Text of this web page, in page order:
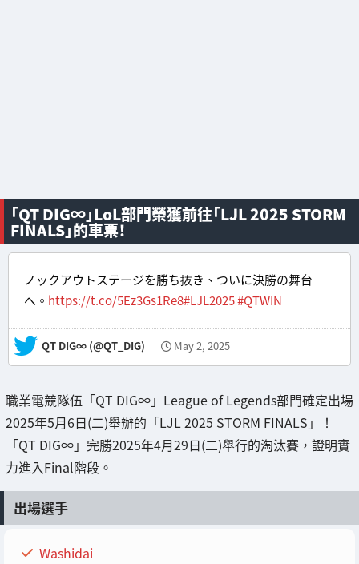
「QT DIG∞」LoL部門榮獲前往「LJL 2025 STORM
FINALS」的車票！
ノックアウトステージを勝ち抜き、ついに決勝の舞台
へ。 https://t.co/5Ez3Gs1Re8#LJL2025#QTWIN
— QT DIG∞ (@QT_DIG) May 2, 2025
職業電競隊伍「QT DIG∞」League of Legends部門確定出場
2025年5月6日(二)舉辦的「LJL 2025 STORM FINALS」！
「QT DIG∞」完勝2025年4月29日(二)舉行的淘汰賽，證明實
力進入Final階段。
出場選手
Washidai